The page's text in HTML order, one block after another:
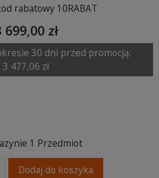
rabatowy 10RABAT
699,00 zł
30 dni przed promocją:
3 477,06 zł
1 Przedmiot
Dodaj do koszyka